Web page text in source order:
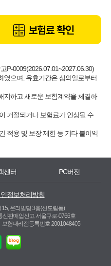
보험료 확인
P-0009(2026.07.01~2027.06.30)
으며, 유효기간은 심의일로부터
하고 새로운 보험계약을 체결하
거절되거나 보험료가 인상될 수
적용 및 보장 제한 등 기타 불이익
센터 PC버전
정보처리방침
온리빌딩 3층(신도림동)
신판매업신고 서울구로-0766호
보험대리점등록번호 2001048405